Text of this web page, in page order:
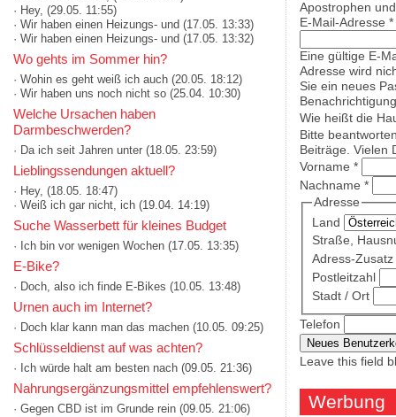
· Hey, (29.05. 11:55)
· Wir haben einen Heizungs- und (17.05. 13:33)
· Wir haben einen Heizungs- und (17.05. 13:32)
Wo gehts im Sommer hin?
· Wohin es geht weiß ich auch (20.05. 18:12)
· Wir haben uns noch nicht so (25.04. 10:30)
Welche Ursachen haben
Darmbeschwerden?
· Da ich seit Jahren unter (18.05. 23:59)
Lieblingssendungen aktuell?
· Hey, (18.05. 18:47)
· Weiß ich gar nicht, ich (19.04. 14:19)
Suche Wasserbett für kleines Budget
· Ich bin vor wenigen Wochen (17.05. 13:35)
E-Bike?
· Doch, also ich finde E-Bikes (10.05. 13:48)
Urnen auch im Internet?
· Doch klar kann man das machen (10.05. 09:25)
Schlüsseldienst auf was achten?
· Ich würde halt am besten nach (09.05. 21:36)
Nahrungsergänzungsmittel empfehlenswert?
· Gegen CBD ist im Grunde rein (09.05. 21:06)
Apostrophen
E-Mail-Adresse *
Eine gültige E-
Adresse wird
Sie ein neues
Wie heißt die
Bitte
Beiträge. Vielen
Vorname *
Nachname *
Adresse
Land
Straße,
Adress-
Postleitzahl
Stadt / Ort
Telefon
Leave this field
Werbung